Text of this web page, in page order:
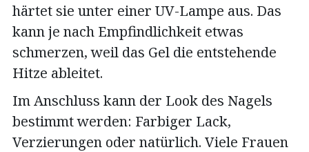
härtet sie unter einer UV-Lampe aus. Das
kann je nach Empfindlichkeit etwas
schmerzen, weil das Gel die entstehende
Hitze ableitet.
Im Anschluss kann der Look des Nagels
bestimmt werden: Farbiger Lack,
Verzierungen oder natürlich. Viele Frauen